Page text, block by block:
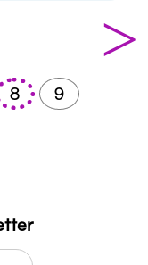
>
8 9